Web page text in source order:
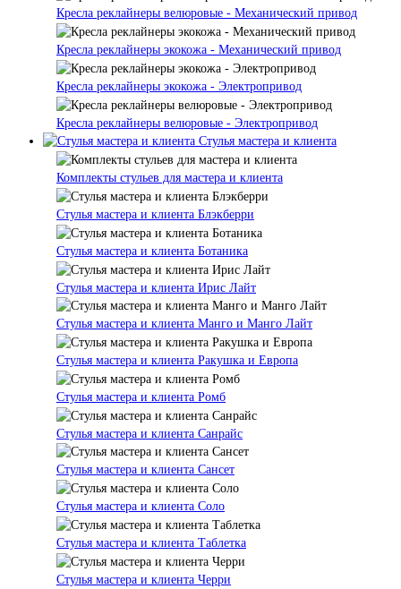
Кресла реклайнеры велюровые - Механический привод
Кресла реклайнеры экокожа - Механический привод
Кресла реклайнеры экокожа - Электропривод
Кресла реклайнеры велюровые - Электропривод
Стулья мастера и клиента
Комплекты стульев для мастера и клиента
Стулья мастера и клиента Блэкберри
Стулья мастера и клиента Ботаника
Стулья мастера и клиента Ирис Лайт
Стулья мастера и клиента Манго и Манго Лайт
Стулья мастера и клиента Ракушка и Европа
Стулья мастера и клиента Ромб
Стулья мастера и клиента Санрайс
Стулья мастера и клиента Сансет
Стулья мастера и клиента Соло
Стулья мастера и клиента Таблетка
Стулья мастера и клиента Черри